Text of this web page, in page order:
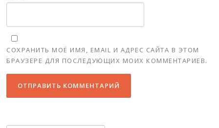
СОХРАНИТЬ МОЁ ИМЯ, EMAIL И АДРЕС САЙТА В ЭТОМ
БРАУЗЕРЕ ДЛЯ ПОСЛЕДУЮЩИХ МОИХ КОММЕНТАРИЕВ.